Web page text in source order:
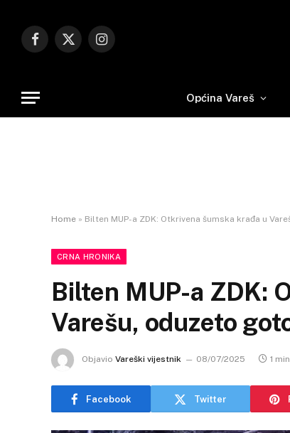
Facebook
X
Instagram
Općina Vareš
Home » Bilten MUP-a ZDK: Otkrivena šumska krađa u
CRNA HRONIKA
Bilten MUP-a ZDK:
Varešu, oduzeto
Objavio Vareški vijestnik 08/07/2025 1
Facebook Twitter